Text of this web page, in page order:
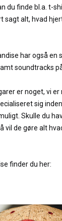
du finde bl.a. t-
sagt alt, hvad
har også en
soundtracks på
er noget, vi
sig
Skulle du
vil de gøre alt
finder du her: